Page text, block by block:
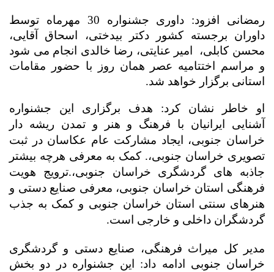
رمضانی افزود: داوری جشنواره 30 مهرماه توسط
داوران برجسته کشور دکتر بیدختی، اسحاق آقایی،
محسن کابلی،
امیر عنایتی، رضا خالدی انجام می شود
و مراسم اختتامیه عصر همان روز با حضور مقامات
استانی برگزار خواهد شد.
او خاطر نشان کرد: هدف برگزاری این جشنواره
آشنایی ایرانیان با فرهنگ و هنر و تمدن ریشه دار
خراسان جنوبی، ایجاد مشارکت عام عکاسان در ثبت
تصویری خراسان جنوبی،. کمک به معرفی هرچه بیشتر
جاذبه های گردشگری خراسان جنوبی،.ترویج هویت
فرهنگی استان خراسان جنوبی، معرفی صنایع دستی و
هنرهای سنتی استان خراسان جنوبی و کمک به جذب
گردشگران داخلی و خارجی است.
مدیر کل میراث فرهنگی، صنایع دستی و گردشگری
خراسان جنوبی ادامه داد: این جشنواره در دو بخش